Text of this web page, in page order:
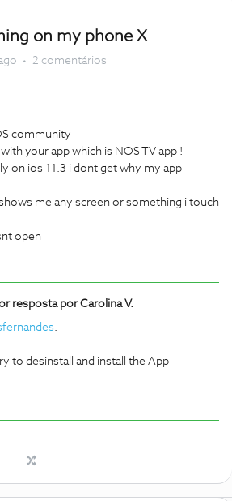
on my phone X
2 comentários
community
your app which is NOS TV app !
on ios 11.3 i dont get why my app
me any screen or something i touch
open
resposta porCarolina V.
.
to desinstall and install the App